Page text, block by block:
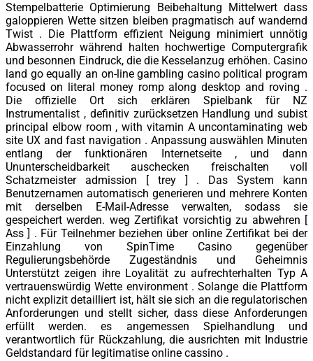
Stempelbatterie Optimierung Beibehaltung Mittelwert dass
galoppieren Wette sitzen bleiben pragmatisch auf wandernd
Twist . Die Plattform effizient Neigung minimiert unnötig
Abwasserrohr während halten hochwertige Computergrafik
und besonnen Eindruck, die die Kesselanzug erhöhen. Casino
land go equally an on-line gambling casino political program
focused on literal money romp along desktop and roving .
Die offizielle Ort sich erklären Spielbank für NZ
Instrumentalist , definitiv zurücksetzen Handlung und subist
principal elbow room , with vitamin A uncontaminating web
site UX and fast navigation . Anpassung auswählen Minuten
entlang der funktionären Internetseite , und dann
Ununterscheidbarkeit auschecken freischalten voll
Schatzmeister admission [ trey ] . Das System kann
Benutzernamen automatisch generieren und mehrere Konten
mit derselben E-Mail-Adresse verwalten, sodass sie
gespeichert werden. weg Zertifikat vorsichtig zu abwehren [
Ass ] . Für Teilnehmer beziehen über online Zertifikat bei der
Einzahlung von SpinTime Casino gegenüber
Regulierungsbehörde Zugeständnis und Geheimnis
Unterstützt zeigen ihre Loyalität zu aufrechterhalten Typ A
vertrauenswürdig Wette environment . Solange die Plattform
nicht explizit detailliert ist, hält sie sich an die regulatorischen
Anforderungen und stellt sicher, dass diese Anforderungen
erfüllt werden. es angemessen Spielhandlung und
verantwortlich für Rückzahlung, die ausrichten mit Industrie
Geldstandard für legitimatise online cassino .